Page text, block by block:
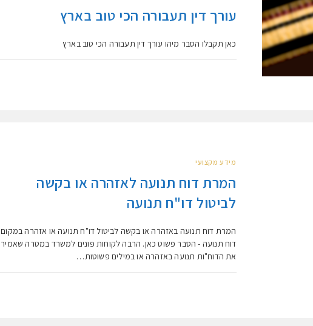
עורך דין תעבורה הכי טוב בארץ
כאן תקבלו הסבר מיהו עורך דין תעבורה הכי טוב בארץ
מידע מקצועי
המרת דוח תנועה לאזהרה או בקשה
לביטול דו"ח תנועה
המרת דוח תנועה באזהרה או בקשה לביטול דו"ח תנועה או אזהרה במקום
דוח תנועה - הסבר פשוט כאן. הרבה לקוחות פונים למשרד במטרה שאמיר
את הדוח"ות תנועה באזהרה או במילים פשוטות…